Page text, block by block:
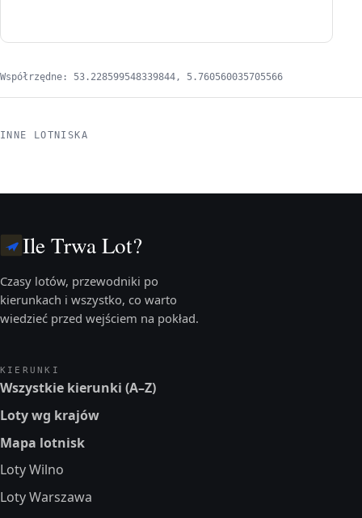
Współrzędne: 53.228599548339844, 5.760560035705566
INNE LOTNISKA
Ile Trwa Lot?
Czasy lotów, przewodniki po
kierunkach i wszystko, co warto
wiedzieć przed wejściem na pokład.
KIERUNKI
Wszystkie kierunki (A–Z)
Loty wg krajów
Mapa lotnisk
Loty Wilno
Loty Warszawa